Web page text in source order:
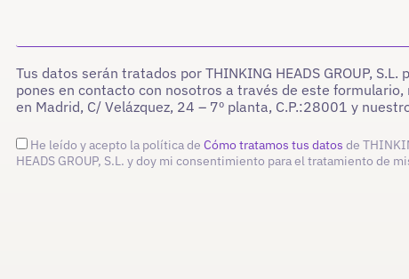
Tus datos serán tratados por THINKING HEADS GROUP,
pones en contacto con nosotros a través de este
en Madrid, C/ Velázquez, 24 – 7º planta, C.P.:28001 y
He leído y acepto la política de Cómo tratamos tus datos de
HEADS GROUP, S.L. y doy mi consentimiento para el tratamiento de